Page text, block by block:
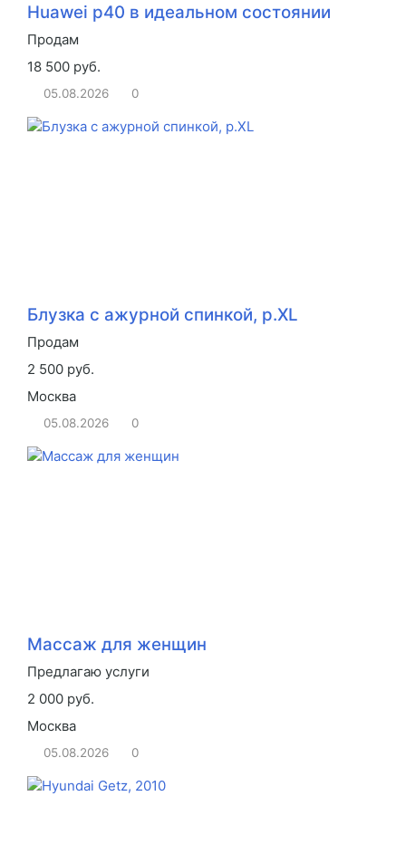
Huawei p40 в идеальном состоянии
Продам
18 500 руб.
05.08.2026 0
Блузка с ажурной спинкой, р.XL
Продам
2 500 руб.
Москва
05.08.2026 0
Массаж для женщин
Предлагаю услуги
2 000 руб.
Москва
05.08.2026 0